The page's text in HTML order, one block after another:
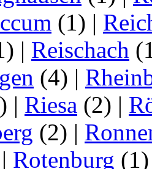
(1) |
| Reischach
(4) |
| Riesa (2) |
(2) |
| Rotenburg